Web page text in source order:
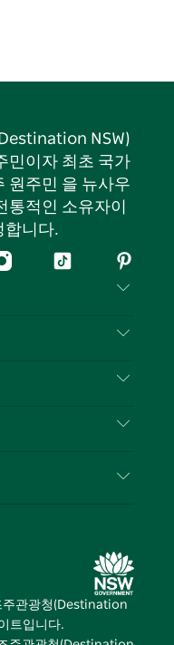
NSW)
민이자 최초 국가
원주민 을 뉴사우
통적인 소유자이
합니다.
인
틱
핀
터
스
NSW) 미디
주관광청(Destination
트입니다.